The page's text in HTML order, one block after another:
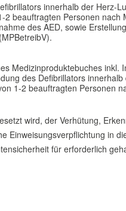
innerhalb der Herz-
beauftragten Personen
des AED, sowie
Medizinproduktebuches inkl.
des Defibrillators
1-2 beauftragten Personen
wird, der Verhütung,
Einweisungsverpflichtung in
für erforderlich